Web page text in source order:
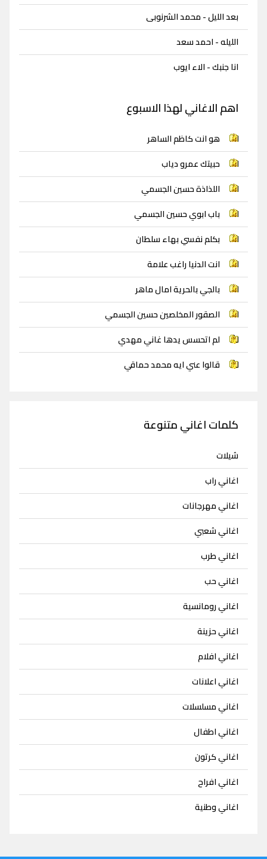
بعد الليل - محمد الشرنوبى
الليله - احمد سعد
انا جنبك - الاء ايوب
اهم الاغاني لهذا الاسبوع
هو انت كاظم الساهر
حبيتك عمرو دياب
اللذاذة حسين الجسمي
باب ابوي حسين الجسمي
بكلم نفسي بهاء سلطان
انت الدنيا راغب علامة
بالجي بالحرية امال ماهر
الصقور المخلصين حسين الجسمي
لم اتحسس يدها غاني مهدي
قالوا عني ايه محمد حماقي
كلمات اغاني متنوعة
شيلات
اغاني راب
اغاني مهرجانات
اغاني شعبي
اغاني طرب
اغاني حب
اغاني رومانسية
اغاني حزينة
اغاني افلام
اغاني اعلانات
اغاني مسلسلات
اغاني اطفال
اغاني كرتون
اغاني افراح
اغاني وطنية